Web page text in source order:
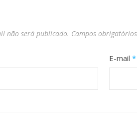
não será publicado. Campos
E-mail*